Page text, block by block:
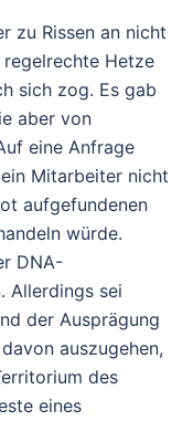
zu Rissen an nicht
Hetze
sich zog. Es gab
aber von
eine Anfrage
Mitarbeiter nicht
aufgefundenen
würde.
DNA-
Allerdings sei
der Ausprägung
auszugehen,
des
eines